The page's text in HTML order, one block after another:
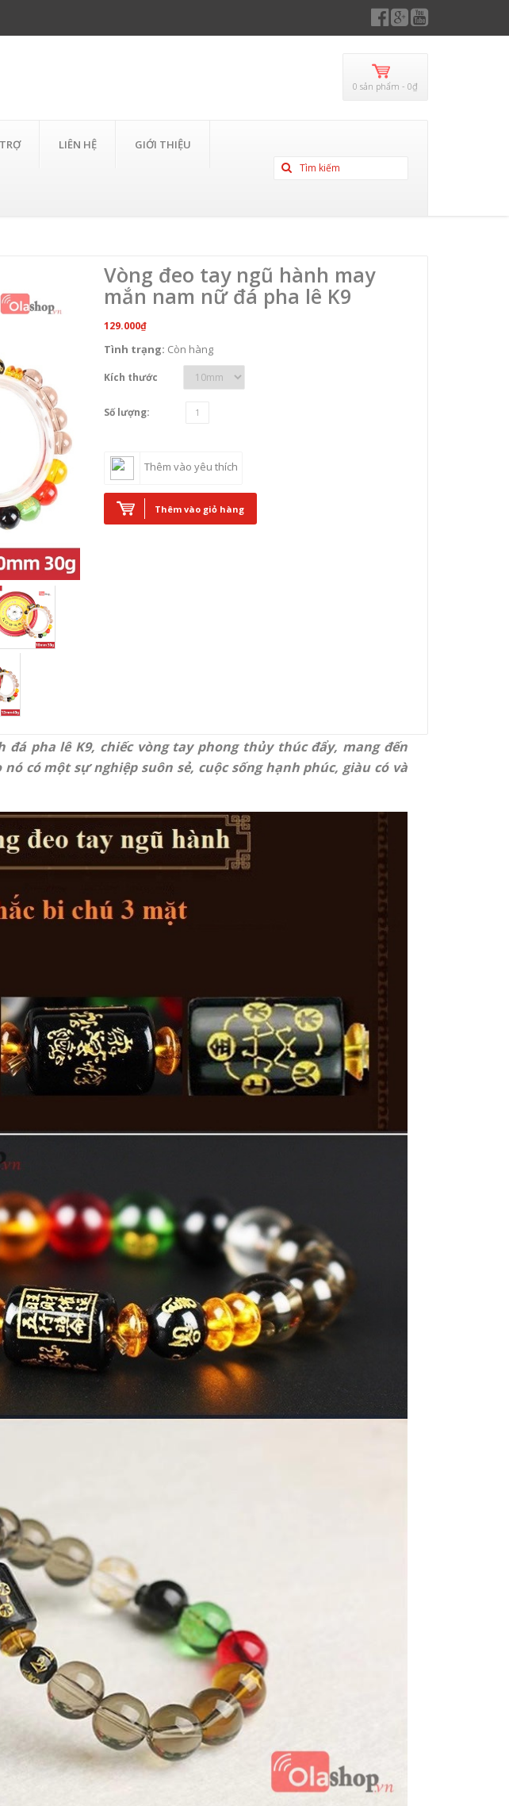
0 sản phẩm - 0₫
LIÊN HỆ GIỚI THIỆU
Vòng đeo tay ngũ hành may
mắn nam nữ đá pha lê K9
129.000₫
Tình trạng: Còn hàng
Kích thước
Số lượng:
Thêm vào yêu thích
Thêm vào giỏ hàng
đá pha lê K9, chiếc vòng tay phong thủy thúc đẩy, mang đến
có một sự nghiệp suôn sẻ, cuộc sống hạnh phúc, giàu có và